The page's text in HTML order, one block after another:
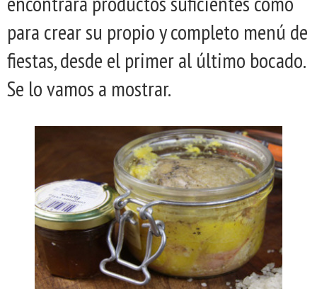
para crear su propio y completo menú de
fiestas, desde el primer al último bocado.
Se lo vamos a mostrar.